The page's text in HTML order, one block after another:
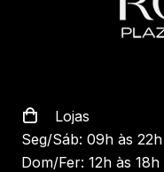
Lojas
Seg/Sáb: 09h às 22h
Dom/Fer: 12h às 18h